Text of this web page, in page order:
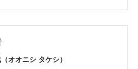
オオニシ タケシ）